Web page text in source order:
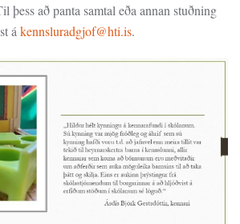
þess að panta samtal eða annan stuðning
á kennsluradgjof@hti.is.